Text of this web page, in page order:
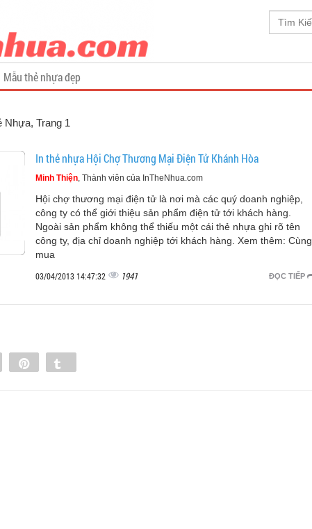
Mẫu thẻ nhựa đẹp
Nhựa, Trang 1
In thẻ nhựa Hội Chợ Thương Mại Điện Tử Khánh Hòa
Minh Thiện, Thành viên của InTheNhua.com
Hội chợ thương mại điện tử là nơi mà các quý doanh nghiệp,
công ty có thể giới thiệu sản phẩm điện tử tới khách hàng.
Ngoài sản phẩm không thể thiếu một cái thẻ nhựa ghi rõ tên
công ty, địa chỉ doanh nghiệp tới khách hàng. Xem thêm: Cùng
mua
ĐỌC TIẾP
03/04/2013 14:47:32 1941
Share